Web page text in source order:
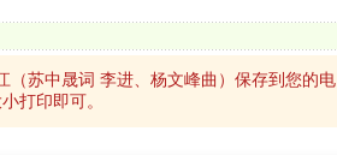
（苏中晟词 李进、杨文峰曲）保存到您的电
打印即可。